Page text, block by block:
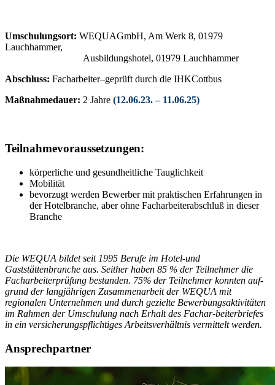
Umschulungsort: WEQUAGmbH, Am Werk 8, 01979
Lauchhammer,
Ausbildungshotel, 01979 Lauchhammer
Abschluss: Facharbeiter–geprüft durch die IHKCottbus
Maßnahmedauer: 2 Jahre (12.06.23. – 11.06.25)
Teilnahmevoraussetzungen:
körperliche und gesundheitliche Tauglichkeit
Mobilität
bevorzugt werden Bewerber mit praktischen Erfahrungen in
der Hotelbranche, aber ohne Facharbeiterabschluß in dieser
Branche
Die WEQUA bildet seit 1995 Berufe im Hotel-und
Gaststättenbranche aus. Seither haben 85 % der Teilnehmer die
Facharbeiterprüfung bestanden. 75% der Teilnehmer konnten auf-
grund der langjährigen Zusammenarbeit der WEQUA mit
regionalen Unternehmen und durch gezielte Bewerbungsaktivitäten
im Rahmen der Umschulung nach Erhalt des Fachar-beiterbriefes
in ein versicherungspflichtiges Arbeitsverhältnis vermittelt werden.
Ansprechpartner